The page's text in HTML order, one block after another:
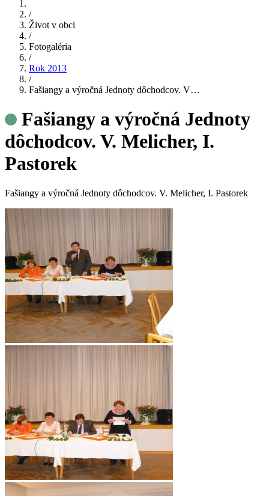
/
Život v obci
/
Fotogaléria
/
Rok 2013
/
Fašiangy a výročná Jednoty dôchodcov. V…
Fašiangy a výročná Jednoty
dôchodcov. V. Melicher, I.
Pastorek
Fašiangy a výročná Jednoty dôchodcov. V. Melicher, I. Pastorek